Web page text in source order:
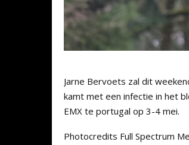
Jarne Bervoets zal dit
kamt met een infectie in het
EMX te portugal op 3-4 mei.
Photocredits Full Spectrum